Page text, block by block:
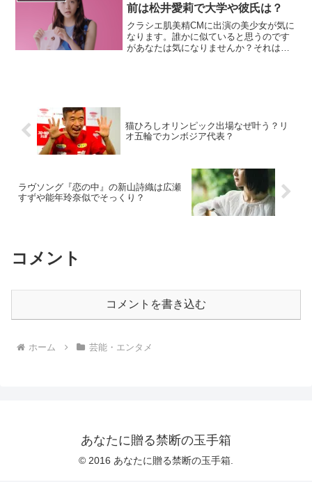
いね。さて、今日は突然凄...
前は松井愛莉で大学や彼氏は？
クラシエ肌美精CMに出演の美少女が気に
なります。誰かに似ていると思うのです
があなたは気になりませんか？それはさ
猫ひろしオリンピック出場なぜ叶う？リ
オ五輪でカンボジア代表？
ラヴソング『恋の中』の新山詩織は広瀬
すずや能年玲奈似でそっくり？
コメント
コメントを書き込む
ホーム 芸能・エンタメ
あなたに贈る禁断の玉手箱
© 2016 あなたに贈る禁断の玉手箱.